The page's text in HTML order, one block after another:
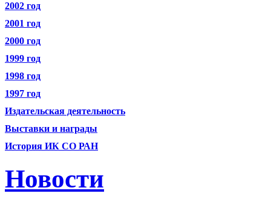
2002 год
2001 год
2000 год
1999 год
1998 год
1997 год
Издательская деятельность
Выставки и награды
История ИК СО РАН
Новости